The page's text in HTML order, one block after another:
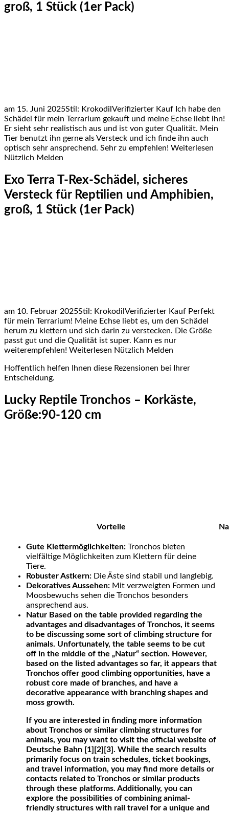
groß, 1 Stück (1er Pack)
am 15. Juni 2025Stil: KrokodilVerifizierter Kauf Ich habe den
Schädel für mein Terrarium gekauft und meine Echse liebt ihn!
Er sieht sehr realistisch aus und ist von guter Qualität. Mein
Tier benutzt ihn gerne als Versteck und ich finde ihn auch
optisch sehr ansprechend. Sehr zu empfehlen! Weiterlesen
Nützlich Melden
Exo Terra T-Rex-Schädel, sicheres
Versteck für Reptilien und Amphibien,
groß, 1 Stück (1er Pack)
am 10. Februar 2025Stil: KrokodilVerifizierter Kauf Perfekt
für mein Terrarium! Meine Echse liebt es, um den Schädel
herum zu klettern und sich darin zu verstecken. Die Größe
passt gut und die Qualität ist super. Kann es nur
weiterempfehlen! Weiterlesen Nützlich Melden
Hoffentlich helfen Ihnen diese Rezensionen bei Ihrer
Entscheidung.
Lucky Reptile Tronchos – Korkäste,
Größe:90-120 cm
Vorteile
Gute Klettermöglichkeiten: Tronchos bieten
vielfältige Möglichkeiten zum Klettern für deine
Tiere.
Robuster Astkern: Die Äste sind stabil und langlebig.
Dekoratives Aussehen: Mit verzweigten Formen und
Moosbewuchs sehen die Tronchos besonders
ansprechend aus.
Natur Based on the table provided regarding the
advantages and disadvantages of Tronchos, it seems
to be discussing some sort of climbing structure for
animals. Unfortunately, the table seems to be cut
off in the middle of the „Natur“ section. However,
based on the listed advantages so far, it appears that
Tronchos offer good climbing opportunities, have a
robust core made of branches, and have a
decorative appearance with branching shapes and
moss growth.
If you are interested in finding more information
about Tronchos or similar climbing structures for
animals, you may want to visit the official website of
Deutsche Bahn [1][2][3]. While the search results
primarily focus on train schedules, ticket bookings,
and travel information, you may find more details or
contacts related to Tronchos or similar products
through these platforms. Additionally, you can
explore the possibilities of combining animal-
friendly structures with rail travel for a unique and